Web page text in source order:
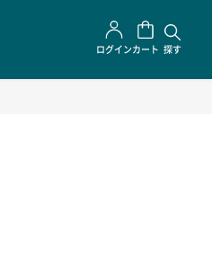
ログインカート 探す